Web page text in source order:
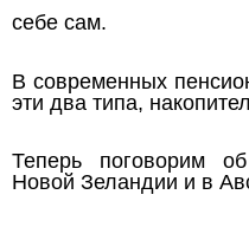
себе сам.
В современных
эти два типа,
Теперь поговорим
Новой Зеландии и в